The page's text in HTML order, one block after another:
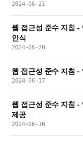
2024-06-21
웹 접근성 준수 지침
인식
2024-06-20
웹 접근성 준수 지침
2024-06-17
웹 접근성 준수 지침
제공
2024-06-16